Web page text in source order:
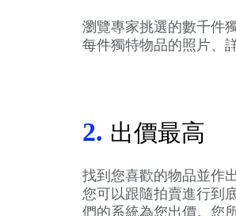
瀏覽專家挑選的數千件
每件獨特物品的照片、
2. 出價最高
找到您喜歡的物品並作
您可以跟隨拍賣進行到
們的系統為您出價。您